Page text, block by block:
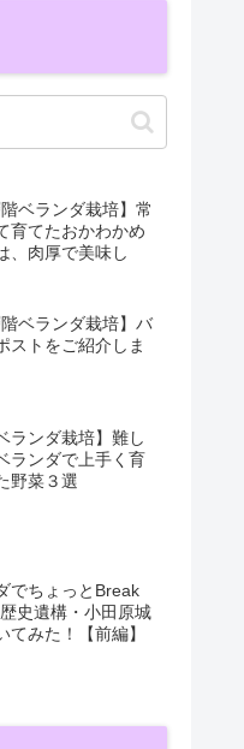
階ベランダ栽培】常
育てたおかわかめ
、肉厚で美味し
階ベランダ栽培】バ
ストをご紹介しま
ランダ栽培】難し
ランダで上手く育
野菜３選
でちょっとBreak
史遺構・小田原城
てみた！【前編】